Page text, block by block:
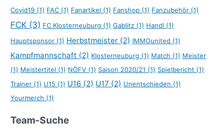
Covid19 (1) FAC (1) Fanartikel (1) Fanshop (1) Fanzubehör (1)
FCK (3) FC Klosterneuburg (1) Gablitz (1) Handl (1)
Hauptsponsor (1) Herbstmeister (2) IMMOunited (1)
Kampfmannschaft (2) Klosterneuburg (1) Match (1) Meister
(1) Meistertitel (1) NÖFV (1) Saison 2020/21 (1) Spielbericht (1)
Trainer (1) U15 (1) U16 (2) U17 (2) Unentschieden (1)
Yourmerch (1)
Team-Suche